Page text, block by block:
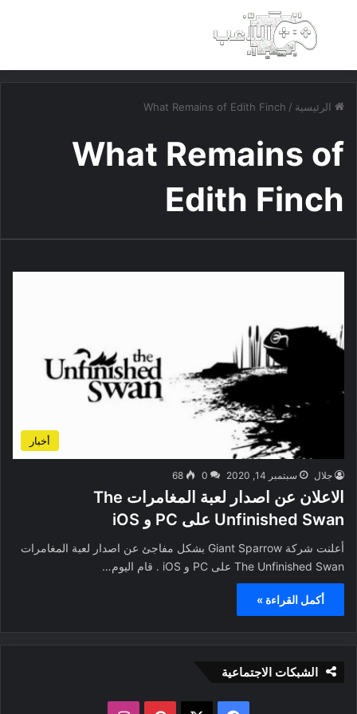
بحث عن
الرئيسية /
What Remains of Edith Finch
What Remains of
Edith Finch
أخبار
جلال سبتمبر 14, 2020 0
68
الاعلان عن اصدار لعبة المغامرات The
Unfinished Swan على PC و iOS
أعلنت شركة Giant Sparrow بشكل مفاجئ عن اصدار لعبة المغامرات
The Unfinished Swan على PC و iOS . قام اليوم…
أكمل القراءة »
الشبكات الاجتماعية